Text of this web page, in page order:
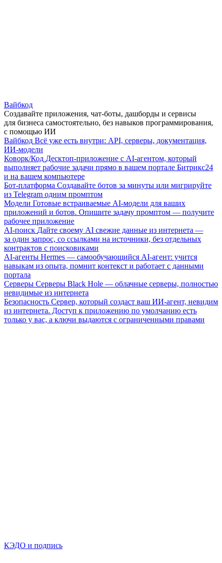
Вайбкод
Создавайте приложения, чат-боты, дашборды и сервисы
для бизнеса самостоятельно, без навыков программирования,
с помощью ИИ
Вайбкод Всё уже есть внутри: API, серверы, документация,
ИИ-модели
Коворк/Код Десктоп-приложение с AI-агентом, который
выполняет рабочие задачи прямо в вашем портале Битрикс24
и на вашем компьютере
Бот-платформа Создавайте ботов за минуты или мигрируйте
из Telegram одним промптом
Модели Готовые встраиваемые AI-модели для ваших
приложений и ботов. Опишите задачу промптом — получите
рабочее приложение
AI-поиск Дайте своему AI свежие данные из интернета —
за один запрос, со ссылками на источники, без отдельных
контрактов с поисковиками
AI-агенты Hermes — самообучающийся AI-агент: учится
навыкам из опыта, помнит контекст и работает с данными
портала
Серверы Серверы Black Hole — облачные серверы, полностью
невидимые из интернета
Безопасность Сервер, который создаст ваш ИИ-агент, невидим
из интернета. Доступ к приложению по умолчанию есть
только у вас, а ключи выдаются с ограниченными правами
КЭДО и подпись